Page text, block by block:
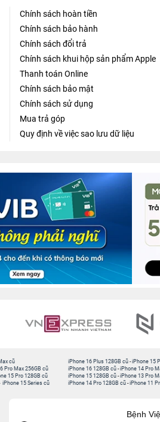
Chính sách hoàn tiền
Chính sách bảo hành
Chính sách đổi trả
Chính sách khui hộp sản phẩm Apple
Thanh toán Online
Chính sách bảo mật
Chính sách sử dụng
Mua trả góp
Quy định về việc sao lưu dữ liệu
cũ
Pro Max 256GB cũ
15 Pro 128GB cũ
iPhone 15 Series cũ
iPhone 16 Plus 128GB cũ -iPhone 15
iPhone 16 128GB cũ -iPhone 14 Pro
iPhone 15 128GB cũ -iPhone 13 Pro
iPhone 14 Pro 128GB cũ -iPhone 11
Bệnh